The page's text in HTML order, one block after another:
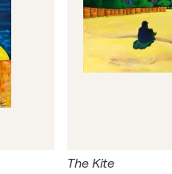
The Kite